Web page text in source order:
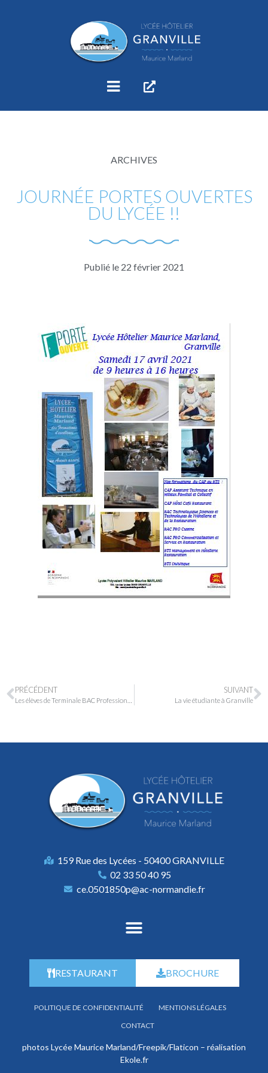
ARCHIVES
JOURNÉE PORTES OUVERTES
DU LYCÉE !!
Publié le 22 février 2021
PRÉCÉDENT SUIVANT
La vie étudiante à Granville
159 Rue des Lycées - 50400 GRANVILLE
02 33 50 40 95
ce.0501850p@ac-normandie.fr
RESTAURANT BROCHURE
POLITIQUE DE CONFIDENTIALITÉ
MENTIONS LÉGALES
CONTACT
photos Lycée Maurice Marland/Freepik/Flaticon – réalisation
Ekole.fr